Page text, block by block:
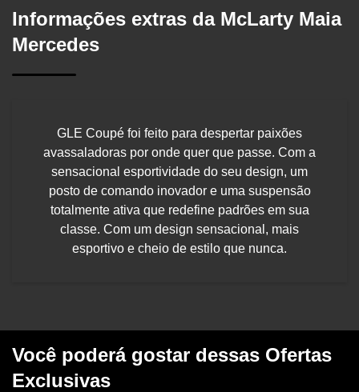
Informações extras da McLarty Maia
Mercedes
GLE Coupé foi feito para despertar paixões
avassaladoras por onde quer que passe. Com a
sensacional esportividade do seu design, um
posto de comando inovador e uma suspensão
totalmente ativa que redefine padrões em sua
classe. Com um design sensacional, mais
esportivo e cheio de estilo que nunca.
Você poderá gostar dessas Ofertas
Exclusivas